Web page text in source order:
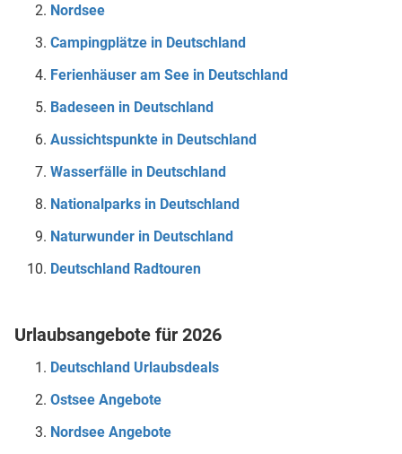
Nordsee
Campingplätze in Deutschland
Ferienhäuser am See in Deutschland
Badeseen in Deutschland
Aussichtspunkte in Deutschland
Wasserfälle in Deutschland
Nationalparks in Deutschland
Naturwunder in Deutschland
Deutschland Radtouren
Urlaubsangebote für 2026
Deutschland Urlaubsdeals
Ostsee Angebote
Nordsee Angebote